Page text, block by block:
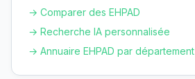
→ Comparer des EHPAD
→ Recherche IA personnalisée
→ Annuaire EHPAD par département